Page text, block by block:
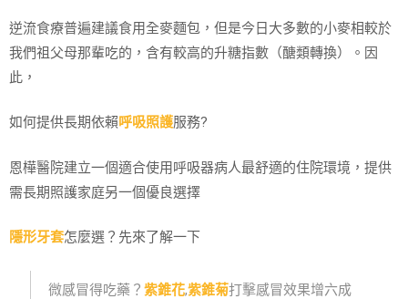
逆流食療普遍建議食用全麥麵包，但是今日大多數的小麥相較於
我們祖父母那輩吃的，含有較高的升糖指數（醣類轉換）。因
此，
如何提供長期依賴呼吸照護服務?
恩樺醫院建立一個適合使用呼吸器病人最舒適的住院環境，提供
需長期照護家庭另一個優良選擇
隱形牙套怎麼選？先來了解一下
微感冒得吃藥？ 紫錐花,紫錐菊打擊感冒效果增六成